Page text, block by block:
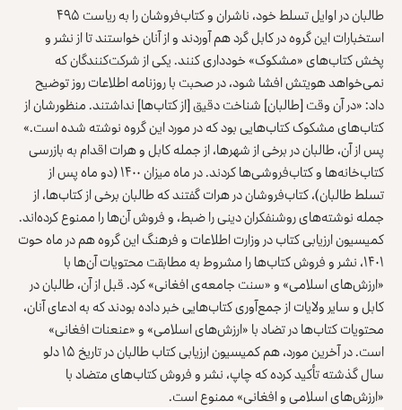
طالبان در اوایل تسلط خود، ناشران و کتاب‌فروشان را به ریاست ۴۹۵
استخبارات این گروه در کابل گرد هم آوردند و از آنان خواستند تا از نشر و
پخش کتاب‌های «مشکوک» خودداری کنند. یکی از شرکت‌کنندگان که
نمی‌خواهد هویتش افشا شود، در صحبت با روزنامه اطلاعات روز توضیح
داد: «در آن وقت [طالبان] شناخت دقیق [از کتاب‌ها] نداشتند. منظورشان از
کتاب‌های مشکوک کتاب‌هایی بود که در مورد این گروه نوشته شده است.»
پس از آن، طالبان در برخی از شهرها، از جمله کابل و هرات اقدام به بازرسی
کتاب‌خانه‌ها و کتاب‌فروشی‌ها کردند. در ماه میزان ۱۴۰۰ (دو ماه پس از
تسلط طالبان)، کتاب‌فروشان درهراتگفتند که طالبان برخی از کتاب‌ها، از
جمله نوشته‌های روشنفکران دینی را ضبط، و فروش آن‌ها را ممنوع کرده‌اند.
کمیسیون ارزیابی کتاب در وزارت اطلاعات و فرهنگ این گروه هم در ماه حوت
۱۴۰۱، نشر و فروش کتاب‌ها را مشروط به مطابقت محتویات آن‌ها با
«ارزش‌های اسلامی» و «سنت جامعه‌ی افغانی» کرد. قبل از آن، طالبان در
کابل و سایر ولایات از جمع‌آوری کتاب‌هایی خبر داده بودند که به ‌ادعای آنان،
محتویات کتاب‌ها در تضاد با «ارزش‌های اسلامی» و «عنعنات افغانی»
است. در آخرین مورد، هم کمیسیون ارزیابی کتاب طالبان در تاریخ ۱۵
دلو
سال گذشته تأکید کرده که چاپ، نشر و فروش کتاب‌های متضاد با
«ارزش‌های اسلامی و افغانی» ممنوع است.